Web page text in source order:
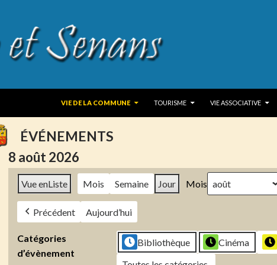
VIE DE LA COMMUNE
TOURISME VIE ASSOCIATIVE
ÉVÉNEMENTS
8 août 2026
Vue enListe Mois Semaine Jour Mois
Précédent Aujourd’hui
Catégories
d’évènement
Bibliothèque Cinéma